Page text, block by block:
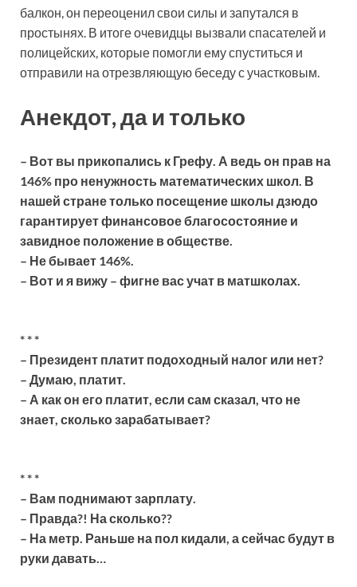
балкон, он переоценил свои силы и запутался в
простынях. В итоге очевидцы вызвали спасателей и
полицейских, которые помогли ему спуститься и
отправили на отрезвляющую беседу с участковым.
Анекдот, да и только
– Вот вы прикопались к Грефу. А ведь он прав на
146% про ненужность математических школ. В
нашей стране только посещение школы дзюдо
гарантирует финансовое благосостояние и
завидное положение в обществе.
– Не бывает 146%.
– Вот и я вижу – фигне вас учат в матшколах.
* * *
– Президент платит подоходный налог или нет?
– Думаю, платит.
– А как он его платит, если сам сказал, что не
знает, сколько зарабатывает?
* * *
– Вам поднимают зарплату.
– Правда?! На сколько??
– На метр. Раньше на пол кидали, а сейчас будут в
руки давать…